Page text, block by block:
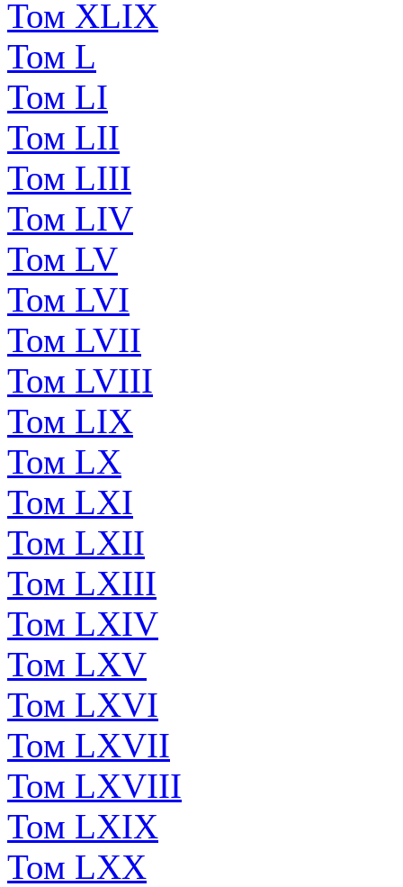
Том XLIX
Том L
Том LI
Том LII
Том LIII
Том LIV
Том LV
Том LVI
Том LVII
Том LVIII
Том LIX
Том LX
Том LXI
Том LXII
Том LXIII
Том LXIV
Том LXV
Том LXVI
Том LXVII
Том LXVIII
Том LXIX
Том LXX